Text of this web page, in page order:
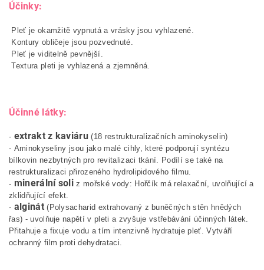
Účinky:
Pleť je okamžitě vypnutá a vrásky jsou vyhlazené.
Kontury obličeje jsou pozvednuté.
Pleť je viditelně pevnější.
Textura pleti je vyhlazená a zjemněná.
Účinné látky:
- extrakt z kaviáru (18 restrukturalizačních aminokyselin)
- Aminokyseliny jsou jako malé cihly, které podporují syntézu
bílkovin nezbytných pro revitalizaci tkání. Podílí se také na
restrukturalizaci přirozeného hydrolipidového filmu.
- minerální soli z mořské vody: Hořčík má relaxační, uvolňující a
zklidňující efekt.
- alginát( Polysacharid extrahovaný z buněčných stěn hnědých
řas) - uvolňuje napětí v pleti a zvyšuje vstřebávání účinných látek.
Přitahuje a fixuje vodu a tím intenzivně hydratuje pleť. Vytváří
ochranný film proti dehydrataci.